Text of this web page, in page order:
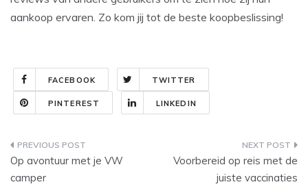
aankoop ervaren. Zo kom jij tot de beste koopbeslissing!
FACEBOOK TWITTER
PINTEREST LINKEDIN
Post
navigation
Op avontuur met je VW
camper
Voorbereid op reis met de
juiste vaccinaties